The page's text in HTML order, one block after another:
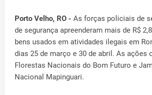
Porto Velho, RO - As forças policiais de
de segurança apreenderam mais de R$
bens usados em atividades ilegais em
dias 25 de março e 30 de abril. As ações
Florestas Nacionais do Bom Futuro e
Nacional Mapinguari.